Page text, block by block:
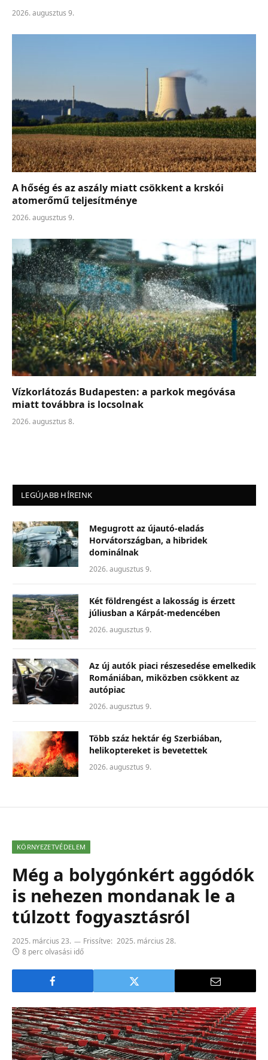
2026. augusztus 9.
A hőség és az aszály miatt csökkent a krskói
atomerőmű teljesítménye
2026. augusztus 9.
Vízkorlátozás Budapesten: a parkok megóvása
miatt továbbra is locsolnak
2026. augusztus 8.
LEGÚJABB HÍREINK
Megugrott az újautó-eladás
Horvátországban, a hibridek
dominálnak
2026. augusztus 9.
Két földrengést a lakosság is érzett
júliusban a Kárpát-medencében
2026. augusztus 9.
Az új autók piaci részesedése emelkedik
Romániában, miközben csökkent az
autópiac
2026. augusztus 9.
Több száz hektár ég Szerbiában,
helikoptereket is bevetettek
2026. augusztus 9.
KÖRNYEZETVÉDELEM
Még a bolygónkért aggódók
is nehezen mondanak le a
túlzott fogyasztásról
2025. március 23. Frissítve: 2025. március 28.
8 perc olvasási idő